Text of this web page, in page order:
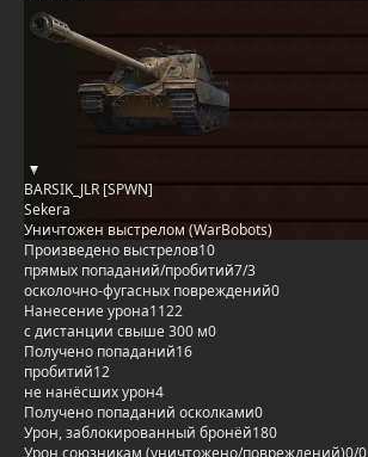
BARSIK_JLR [SPWN]
Sekera
Уничтожен выстрелом (WarBobots)
Произведено выстрелов10
прямых попаданий/пробитий7/3
осколочно-фугасных повреждений0
Нанесение урона1122
с дистанции свыше 300 м0
Получено попаданий16
пробитий12
не нанёсших урон4
Получено попаданий осколками0
Урон, заблокированный бронёй180
Урон союзникам (уничтожено/повреждений)0/0